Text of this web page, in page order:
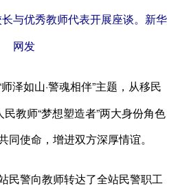
与优秀教师代表开展座谈。新华
网发
泽如山·警魂相伴”主题，从移民
教师“梦想塑造者”两大身份角色
使命，增进双方深厚情谊。
民警向教师转达了全站民警职工